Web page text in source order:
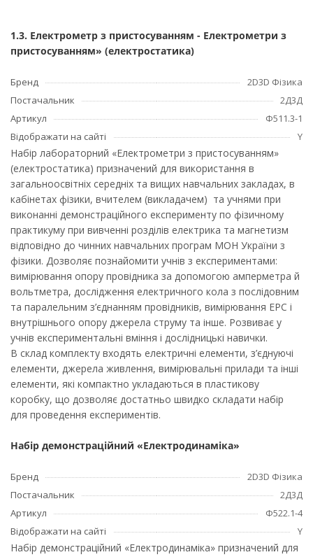
1.3. Електрометр з пристосуванням - Електрометри з
пристосуванням» (електростатика)
Бренд
2D3D Фізика
Постачальник
2Д3Д
Артикул
Ф511.3-1
Відображати на сайті
Y
Набір лабораторний «Електрометри з пристосуванням»
(електростатика) призначений для використання в
загальноосвітніх середніх та вищих навчальних закладах, в
кабінетах фізики, вчителем (викладачем) та учнями при
виконанні демонстраційного експерименту по фізичному
практикуму при вивченні розділів електрика та магнетизм
відповідно до чинних навчальних програм МОН України з
фізики. Дозволяє познайомити учнів з експериментами:
вимірювання опору провідника за допомогою амперметра й
вольтметра, дослідження електричного кола з послідовним
та паралельним з’єднанням провідників, вимірювання ЕРС і
внутрішнього опору джерела струму та інше. Розвиває у
учнів експериментальні вміння i дослідницькі навички.
В склад комплекту входять електричні елементи, з’єднуючі
елементи, джерела живлення, вимірювальні прилади та інші
елементи, які компактно укладаються в пластикову
коробку, що дозволяє достатньо швидко складати набір
для проведення експериментів.
Набір демонстраційний «Електродинаміка»
Бренд
2D3D Фізика
Постачальник
2Д3Д
Артикул
Ф522.1-4
Відображати на сайті
Y
Набір демонстраційний «Електродинаміка» призначений для